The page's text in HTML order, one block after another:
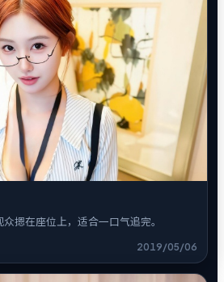
摁在座位上，适合一口气追完。
2019/05/06